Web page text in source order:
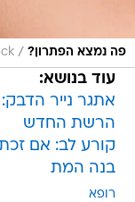
פה נמצא הפתרון? /
עוד בנושא:
אתגר נייר
הרשת החדש
קורע לב: אם
בנה המת
רופא